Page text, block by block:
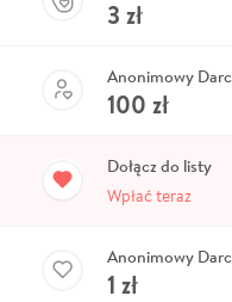
3 zł
Anonimowy
100 zł
Dołącz do listy
Wpłać teraz
Anonimowy
1 zł